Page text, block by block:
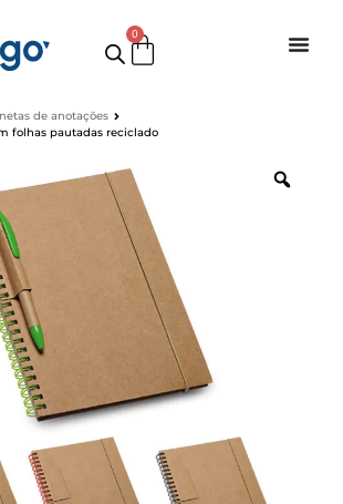
0
de anotações
folhas pautadas reciclado